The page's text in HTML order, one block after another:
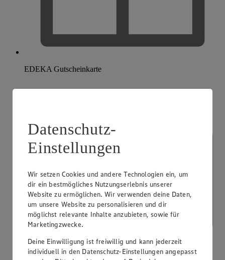
EDEKA Gutscheinkarte
Datenschutz-
Einstellungen
Wir setzen Cookies und andere Technologien ein, um
dir ein bestmögliches Nutzungserlebnis unserer
Website zu ermöglichen. Wir verwenden deine Daten,
um unsere Website zu personalisieren und dir
möglichst relevante Inhalte anzubieten, sowie für
Marketingzwecke.
Deine Einwilligung ist freiwillig und kann jederzeit
individuell in den Datenschutz-Einstellungen angepasst